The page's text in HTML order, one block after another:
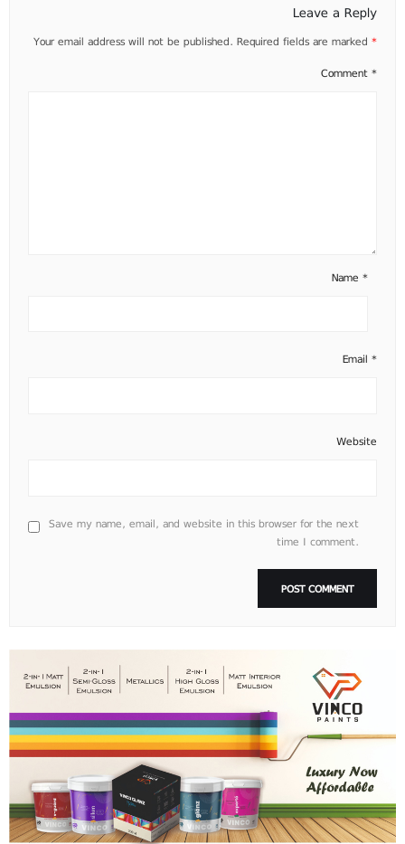
Leave a Reply
Your email address will not be published. Required fields are marked *
Comment *
Name *
Email *
Website
Save my name, email, and website in this browser for the next
time I comment.